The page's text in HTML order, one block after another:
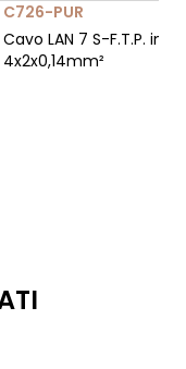
C726-PUR
Cavo LAN 7 S-F.T.P. in
4x2x0,14mm²